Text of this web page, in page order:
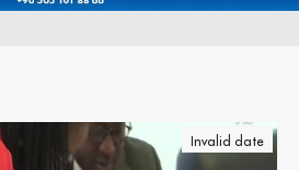
Invalid date